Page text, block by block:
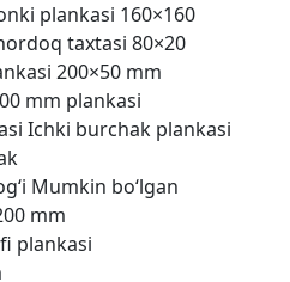
plankasi 160×160
taxtasi 80×20
200×50 mm
mm plankasi
Ichki burchak plankasi
Mumkin bo‘lgan
mm
plankasi